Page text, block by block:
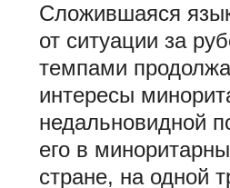
Сложившаяся
от ситуации за
темпами
интересы
недальновидной
его в
стране, на одной